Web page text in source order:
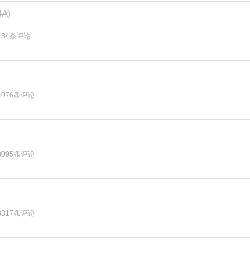
条评论
条评论
条评论
条评论